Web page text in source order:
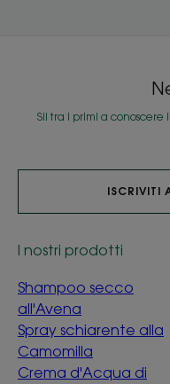
Sii tra i primi a conoscere
ISCRIVITI
I nostri prodotti
Shampoo secco
all'Avena
Spray schiarente alla
Camomilla
Crema d'Acqua di